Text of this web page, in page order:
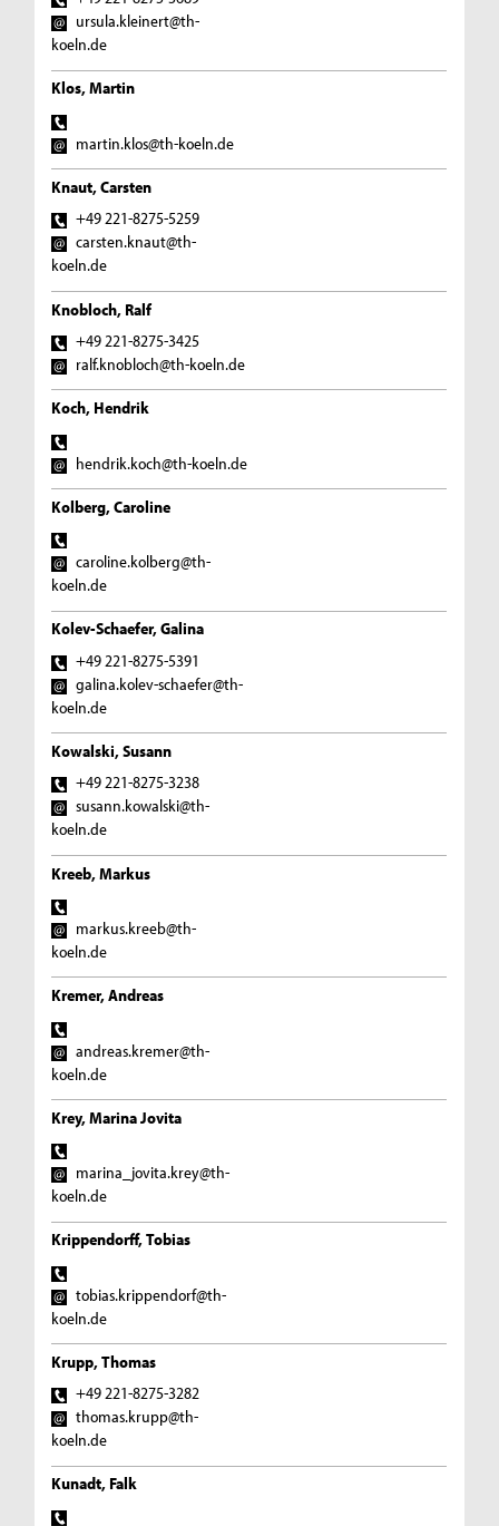
ursula.kleinert@th-
koeln.de
Klos, Martin
martin.klos@th-koeln.de
Knaut, Carsten
+49 221-8275-5259
carsten.knaut@th-
koeln.de
Knobloch, Ralf
+49 221-8275-3425
ralf.knobloch@th-koeln.de
Koch, Hendrik
hendrik.koch@th-koeln.de
Kolberg, Caroline
caroline.kolberg@th-
koeln.de
Kolev-Schaefer, Galina
+49 221-8275-5391
galina.kolev-schaefer@th-
koeln.de
Kowalski, Susann
+49 221-8275-3238
susann.kowalski@th-
koeln.de
Kreeb, Markus
markus.kreeb@th-
koeln.de
Kremer, Andreas
andreas.kremer@th-
koeln.de
Krey, Marina Jovita
marina_jovita.krey@th-
koeln.de
Krippendorff, Tobias
tobias.krippendorf@th-
koeln.de
Krupp, Thomas
+49 221-8275-3282
thomas.krupp@th-
koeln.de
Kunadt, Falk